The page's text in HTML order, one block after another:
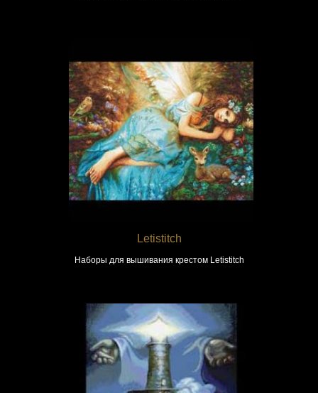
Letistitch
Наборы для вышивания крестом Letistitch